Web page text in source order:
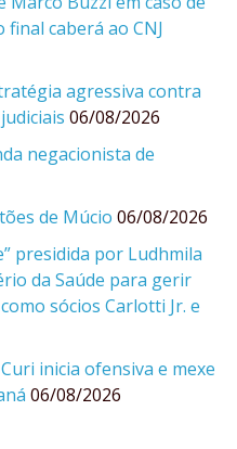
caberá ao CNJ
agressiva contra
06/08/2026
negacionista de
de Múcio 06/08/2026
presidida por Ludhmila
da Saúde para gerir
sócios Carlotti Jr. e
inicia ofensiva e mexe
06/08/2026